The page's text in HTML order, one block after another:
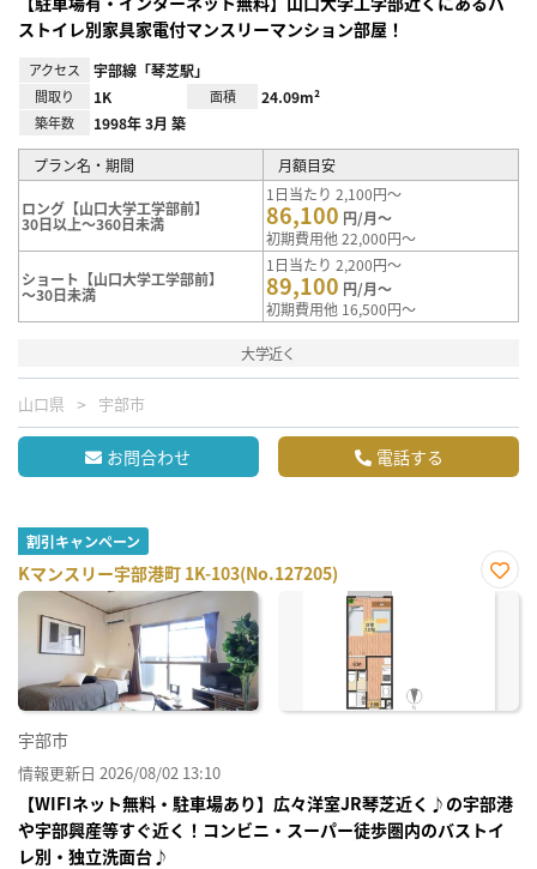
ストイレ別家具家電付マンスリーマンション部屋！
アクセス 宇部線「琴芝駅」
間取り 1K 面積 24.09m²
築年数 1998年 3月 築
プラン名・期間 月額目安
ロング【山口大学工学部前】
30日以上～360日未満
1日当たり 2,100円～
86,100 円/月～
初期費用他 22,000円～
ショート【山口大学工学部前】
～30日未満
1日当たり 2,200円～
89,100 円/月～
初期費用他 16,500円～
大学近く
山口県 宇部市
お問合わせ 電話する
割引キャンペーン
Kマンスリー宇部港町 1K-103(No.127205)
お気
宇部市
情報更新日 2026/08/02 13:10
【WIFIネット無料・駐車場あり】広々洋室JR琴芝近く♪の宇部港
や宇部興産等すぐ近く！コンビニ・スーパー徒歩圏内のバストイ
レ別・独立洗面台♪